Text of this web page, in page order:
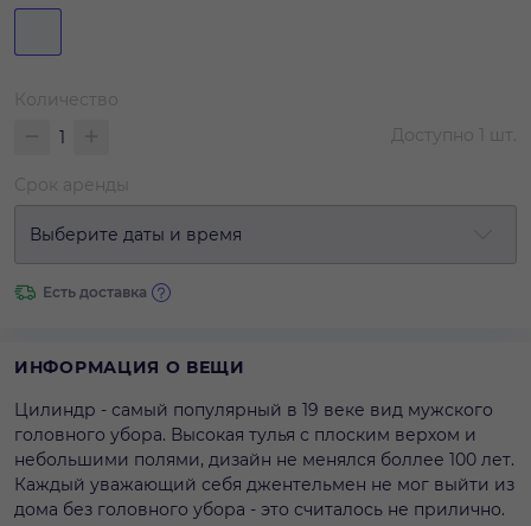
Количество
Доступно 1 шт.
Срок аренды
Выберите даты и время
Есть доставка
ИНФОРМАЦИЯ О ВЕЩИ
Цилиндр - самый популярный в 19 веке вид мужского
головного убора. Высокая тулья с плоским верхом и
небольшими полями, дизайн не менялся боллее 100 лет.
Каждый уважающий себя джентельмен не мог выйти из
дома без головного убора - это считалось не прилично.